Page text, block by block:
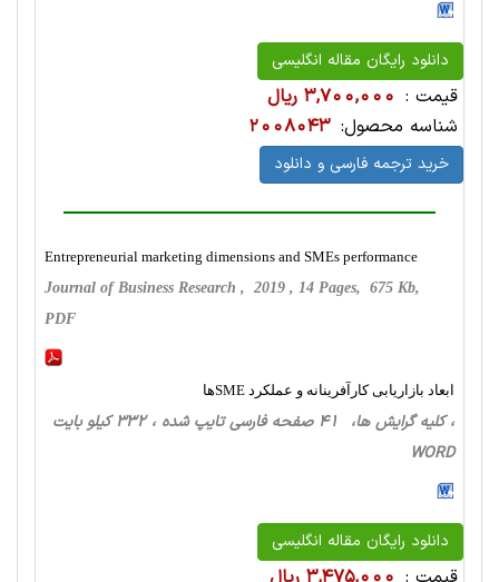
دانلود رایگان مقاله انگلیسی
قیمت : 3,700,000 ریال
شناسه محصول: 2008043
خرید ترجمه فارسی و دانلود
Entrepreneurial marketing dimensions and SMEs performance
Journal of Business Research , 2019 , 14 Pages, 675 Kb,
PDF
ابعاد بازاریابی کارآفرینانه و عملکرد SMEها
، کلیه گرایش ها، 41 صفحه فارسی تایپ شده ، 332 کیلو بایت
WORD
دانلود رایگان مقاله انگلیسی